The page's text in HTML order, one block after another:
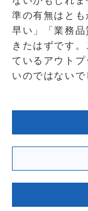
準の有無はと
早い」「業務
きたはずです
ているアウト
いのではないで